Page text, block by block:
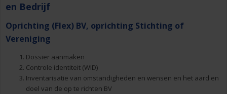
en Bedrijf
Oprichting (Flex) BV, oprichting Stichting of
Vereniging
Dossier aanmaken
Controle identiteit (WID)
Inventarisatie van omstandigheden en wensen en het aard en
doel van de op te richten BV